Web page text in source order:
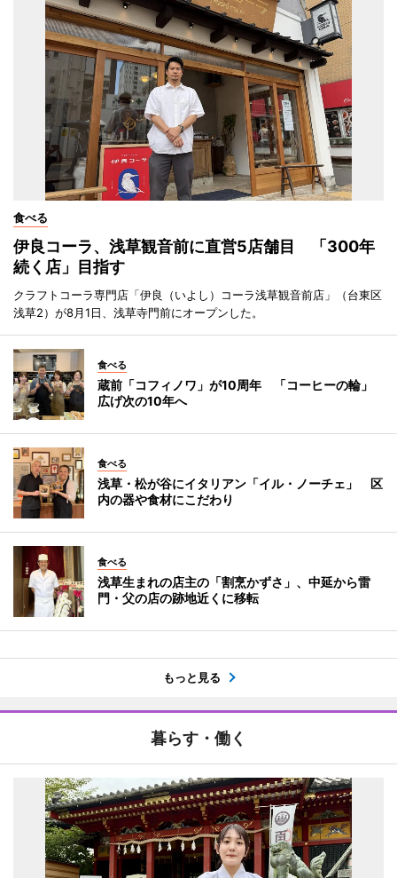
食べる
伊良コーラ、浅草観音前に直営5店舗目 「300年
続く店」目指す
クラフトコーラ専門店「伊良（いよし）コーラ浅草観音前店」（台東区
浅草2）が8月1日、浅草寺門前にオープンした。
食べる
蔵前「コフィノワ」が10周年 「コーヒーの輪」
広げ次の10年へ
食べる
浅草・松が谷にイタリアン「イル・ノーチェ」 区
内の器や食材にこだわり
食べる
浅草生まれの店主の「割烹かずさ」、中延から雷
門・父の店の跡地近くに移転
もっと見る
暮らす・働く